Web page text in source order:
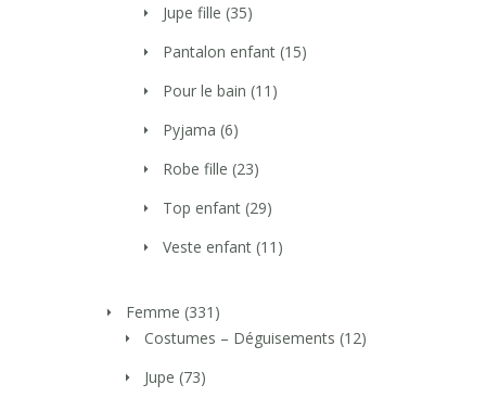
Jupe fille (35)
Pantalon enfant (15)
Pour le bain (11)
Pyjama (6)
Robe fille (23)
Top enfant (29)
Veste enfant (11)
Femme (331)
Costumes – Déguisements (12)
Jupe (73)